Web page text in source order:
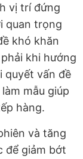
vị trí đứng
quan trọng
khó khăn
khi hướng
quyết vấn đề
mẫu giúp
hàng.
và tăng
để giảm bớt